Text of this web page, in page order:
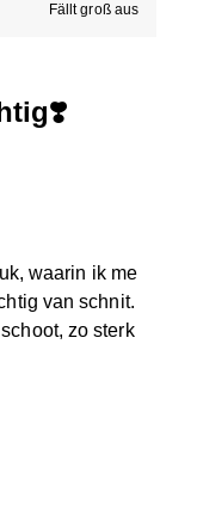
Fällt groß aus
waarin ik me
van schnit.
zo sterk